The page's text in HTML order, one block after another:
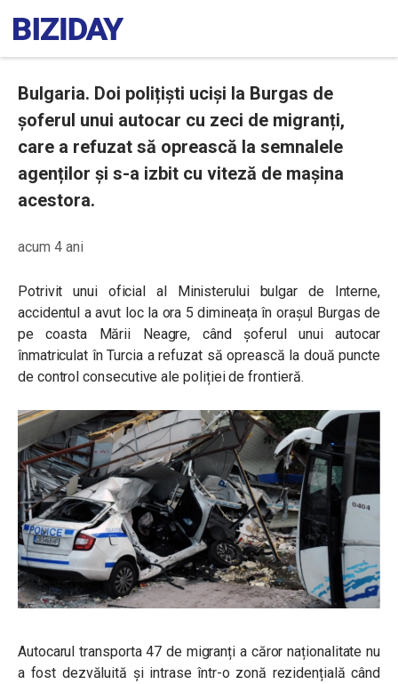
Bulgaria. Doi polițiști uciși la Burgas de
șoferul unui autocar cu zeci de migranți,
care a refuzat să oprească la semnalele
agenților și s-a izbit cu viteză de mașina
acestora.
acum 4 ani
Potrivit unui oficial al Ministerului bulgar de Interne,
accidentul a avut loc la ora 5 dimineața în orașul Burgas de
pe coasta Mării Neagre, când șoferul unui autocar
înmatriculat în Turcia a refuzat să oprească la două puncte
de control consecutive ale poliției de frontieră.
Autocarul transporta 47 de migranți a căror naționalitate nu
a fost dezvăluită și intrase într-o zonă rezidențială când